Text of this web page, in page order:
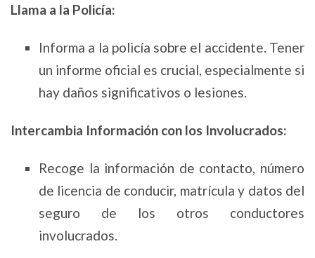
Llama a la Policía:
Informa a la policía sobre el accidente. Tener
un informe oficial es crucial, especialmente si
hay daños significativos o lesiones.
Intercambia Información con los Involucrados:
Recoge la información de contacto, número
de licencia de conducir, matrícula y datos del
seguro de los otros conductores
involucrados.